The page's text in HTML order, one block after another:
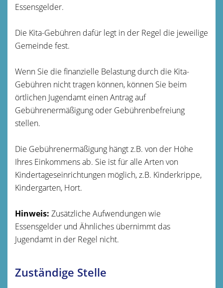
Essensgelder.
Die Kita-Gebühren dafür legt in der Regel die jeweilige
Gemeinde fest.
Wenn Sie die finanzielle Belastung durch die Kita-
Gebühren nicht tragen können, können Sie beim
örtlichen Jugendamt einen Antrag auf
Gebührenermäßigung oder Gebührenbefreiung
stellen.
Die Gebührenermäßigung hängt z.B. von der Höhe
Ihres Einkommens ab. Sie ist für alle Arten von
Kindertageseinrichtungen möglich, z.B. Kinderkrippe,
Kindergarten, Hort.
Hinweis: Zusätzliche Aufwendungen wie
Essensgelder und Ähnliches übernimmt das
Jugendamt in der Regel nicht.
Zuständige Stelle